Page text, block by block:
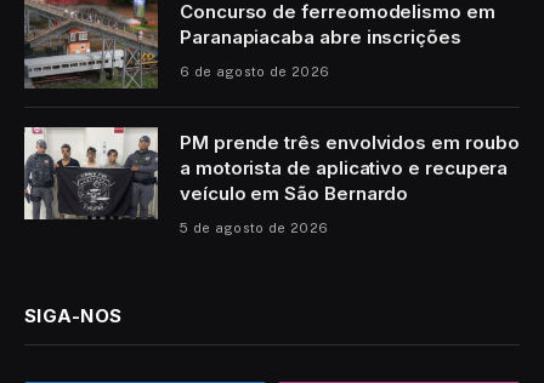
Concurso de ferreomodelismo em
Paranapiacaba abre inscrições
6 de agosto de 2026
PM prende três envolvidos em roubo
a motorista de aplicativo e recupera
veículo em São Bernardo
5 de agosto de 2026
SIGA-NOS